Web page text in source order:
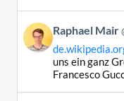
ansehen
Beitrag
von
Raphael
Raphael Mair
uns ein ganz
Francesco